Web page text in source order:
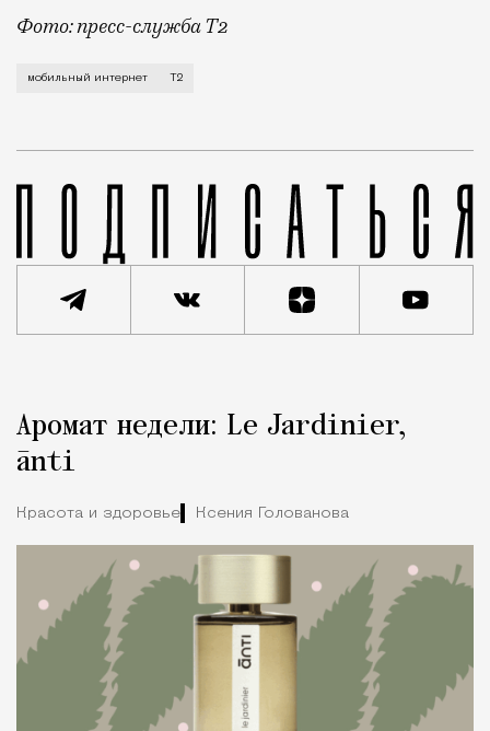
Фото: пресс-служба Т2
Мобильный оператор Т2 завершил работы по
мобильный интернет Т2
Город
Аромат недели: Le Jardinier,
ānti
Красота и здоровье Ксения Голованова